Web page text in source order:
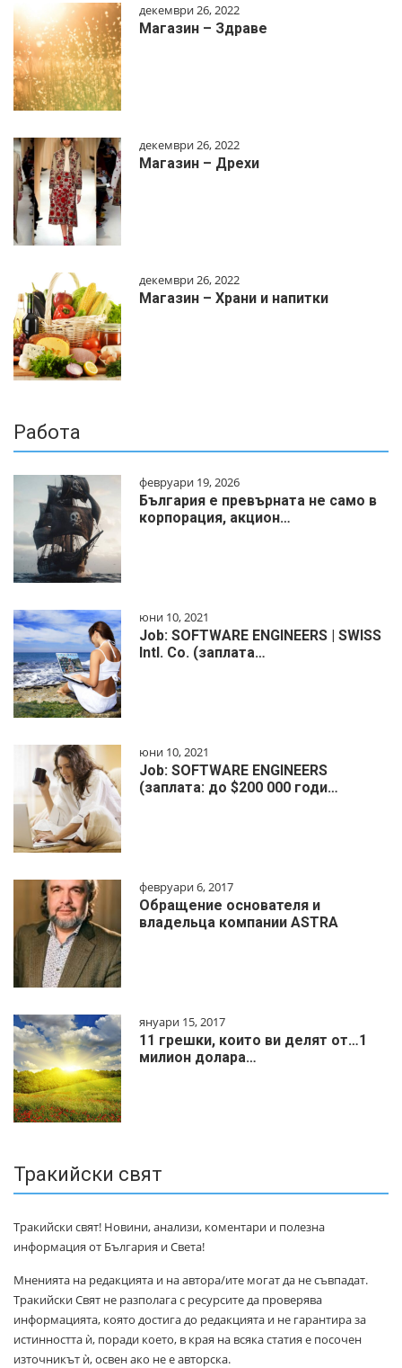
декември 26, 2022
Магазин – Здраве
декември 26, 2022
Магазин – Дрехи
декември 26, 2022
Магазин – Храни и напитки
Работа
февруари 19, 2026
България е превърната не само в
корпорация, акцион…
юни 10, 2021
Job: SOFTWARE ENGINEERS | SWISS
Intl. Co. (заплата…
юни 10, 2021
Job: SOFTWARE ENGINEERS
(заплата: до $200 000 годи…
февруари 6, 2017
Обращение основателя и
владельца компании ASTRA
януари 15, 2017
11 грешки, които ви делят от…1
милиoн дoлapa…
Тракийски свят
Тракийски свят! Новини, анализи, коментари и полезна
информация от България и Света!
Мненията на редакцията и на автора/ите могат да не съвпадат.
Тракийски Свят не разполага с ресурсите да проверява
информацията, която достига до редакцията и не гарантира за
истинността ѝ, поради което, в края на всяка статия е посочен
източникът ѝ, освен ако не е авторска.